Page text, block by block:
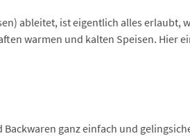
ableitet, ist eigentlich alles erlaubt,
warmen und kalten Speisen. Hier
ganz einfach und